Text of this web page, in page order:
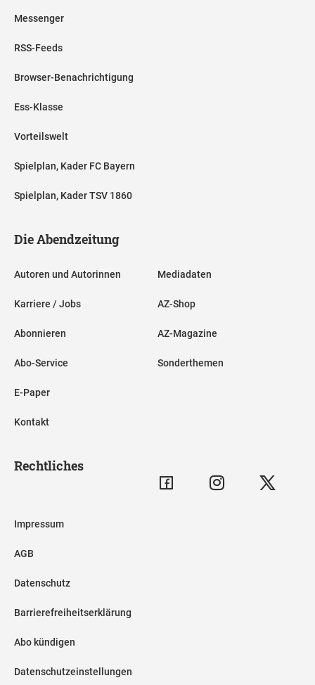
Messenger
RSS-Feeds
Browser-Benachrichtigung
Ess-Klasse
Vorteilswelt
Spielplan, Kader FC Bayern
Spielplan, Kader TSV 1860
Die Abendzeitung
Autoren und Autorinnen
Karriere / Jobs
Abonnieren
Abo-Service
E-Paper
Kontakt
Mediadaten
AZ-Shop
AZ-Magazine
Sonderthemen
Rechtliches
Impressum
AGB
Datenschutz
Barrierefreiheitserklärung
Abo kündigen
Datenschutzeinstellungen